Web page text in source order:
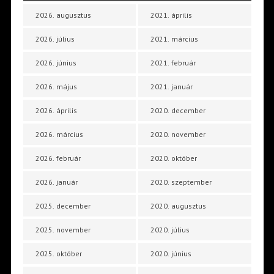
2026. augusztus
2026. július
2026. június
2026. május
2026. április
2026. március
2026. február
2026. január
2025. december
2025. november
2025. október
2021. április
2021. március
2021. február
2021. január
2020. december
2020. november
2020. október
2020. szeptember
2020. augusztus
2020. július
2020. június